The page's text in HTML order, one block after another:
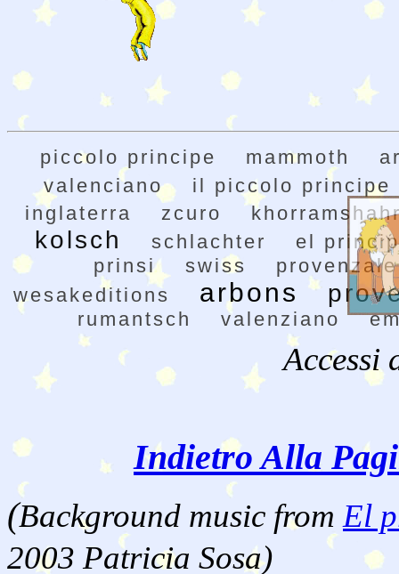
piccolo principe mammoth
valenciano
il piccolo principe
inglaterra
zcuro
kolsch schlachter
el
prinsi
swiss
provenzale
wesakeditions
arbons
rumantsch valenziano
Accessi
Indietro Alla
(Background music from El
2003 Patricia Sosa)